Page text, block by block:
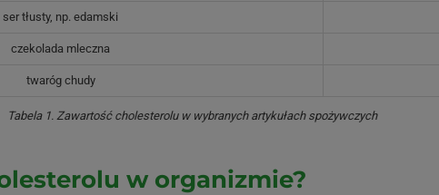
Tabela 1. Zawartość cholesterolu w wybranych artykułach spożywczych
ser tłusty, np. edamski
czekolada mleczna
twaróg chudy
w organizmie?